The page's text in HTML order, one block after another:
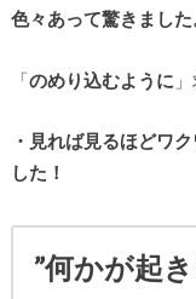
色々あって驚きました
「のめり込むように
・見れば見るほどワ
した！
”何かが起